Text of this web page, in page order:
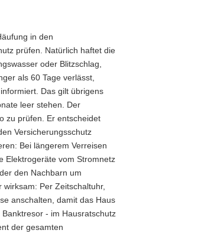
in den
prüfen. Natürlich haftet die
oder Blitzschlag,
als 60 Tage verlässt,
Das gilt übrigens
leer stehen. Der
zu prüfen. Er entscheidet
Versicherungsschutz
Bei längerem Verreisen
Elektrogeräte vom Stromnetz
den Nachbarn um
Per Zeitschaltuhr,
anschalten, damit das Haus
- im Hausratschutz
der gesamten